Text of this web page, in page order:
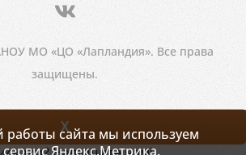
МО «ЦО «Лапландия». Все права
защищены.
работы сайта мы используем
Яндекс.Метрика.
X